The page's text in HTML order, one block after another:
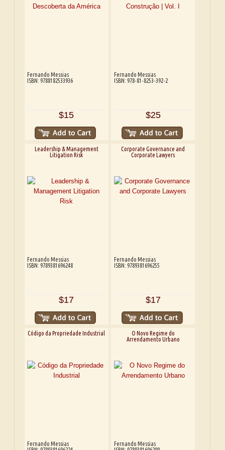
Fernando Messias
ISBN: 9788182533936
$15
Fernando Messias
ISBN: 978-81-8253-392-2
$25
Leadership & Management
Litigation Risk
Fernando Messias
ISBN: 9789381696248
$17
Corporate Governance and
Corporate Lawyers
Fernando Messias
ISBN: 9789381696255
$17
Código da Propriedade Industrial
Fernando Messias
O Novo Regime do
Arrendamento Urbano
Fernando Messias